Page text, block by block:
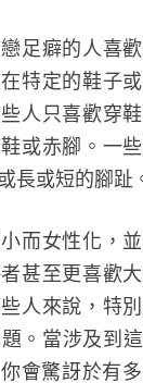
足癖的人喜
特定的鞋子
人只喜歡穿
或赤腳。一
長或短的腳趾
而女性化，
甚至更喜歡
人來說，特
題。當涉及到
會驚訝於有多